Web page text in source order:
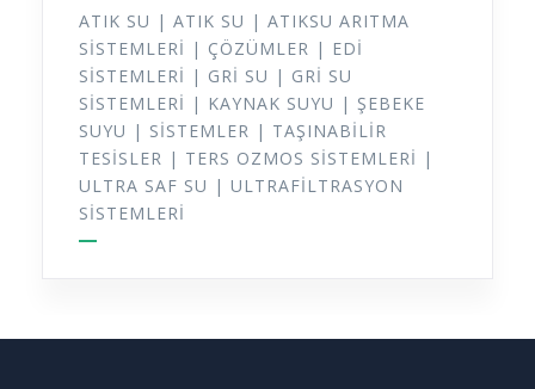
ATIK SU | ATIK SU | ATIKSU ARITMA
SISTEMLERI | ÇÖZÜMLER | EDİ
SISTEMLERI | GRI SU | GRI SU
SISTEMLERI | KAYNAK SUYU | ŞEBEKE
SUYU | SISTEMLER | TAŞINABILIR
TESISLER | TERS OZMOS SISTEMLERI |
ULTRA SAF SU | ULTRAFILTRASYON
SISTEMLERI